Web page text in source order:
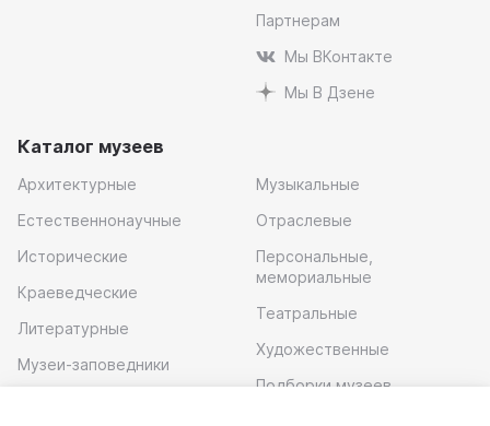
Партнерам
Мы ВКонтакте
Мы В Дзене
Каталог музеев
Архитектурные
Естественнонаучные
Исторические
Краеведческие
Литературные
Музеи-заповедники
Музыкальные
Отраслевые
Персональные,
мемориальные
Театральные
Художественные
Подборки музеев